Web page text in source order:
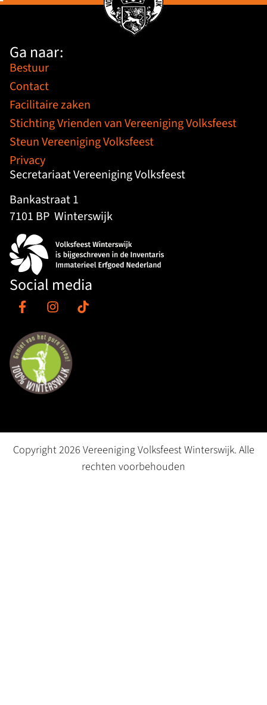
Ga naar:
Bestuur
Contact
Facilitaire zaken
Stichting Vrienden van Vereeniging Volksfeest
Steun Vereeniging Volksfeest
Privacy
Secretariaat Vereeniging Volksfeest
Bankastraat 1
7101 BP Winterswijk
Social media
Copyright 2026 Vereeniging Volksfeest Winterswijk. Alle
rechten voorbehouden